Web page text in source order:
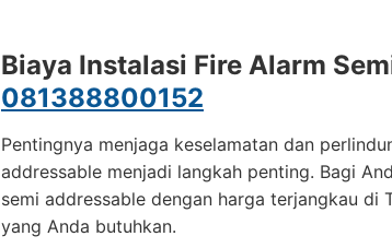
Biaya Instalasi Fire Alarm
081388800152
Pentingnya menjaga keselamatan dan
addressable menjadi langkah penting. Bagi
semi addressable dengan harga terjangkau di
yang Anda butuhkan.